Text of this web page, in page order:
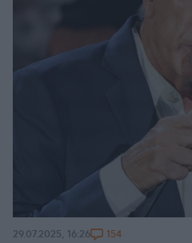
29.07.2025, 16:26 154